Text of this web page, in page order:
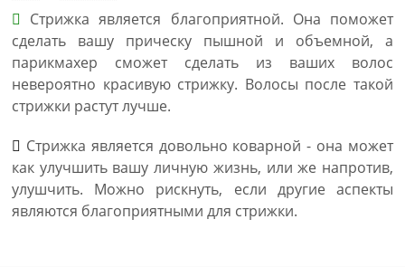
Стрижка является благоприятной. Она поможет
сделать вашу прическу пышной и объемной, а
парикмахер сможет сделать из ваших волос
невероятно красивую стрижку. Волосы после такой
стрижки растут лучше.
Стрижка является довольно коварной - она может
как улучшить вашу личную жизнь, или же напротив,
улушчить. Можно рискнуть, если другие аспекты
являются благоприятными для стрижки.